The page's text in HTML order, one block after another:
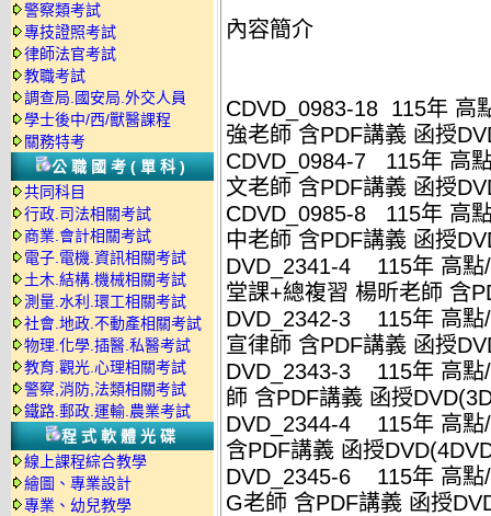
警察類考試
專技證照考試
律師法官考試
教職考試
調查局.國安局.外交人員
學士後中/西/獸醫課程
關務特考
公職國考(單科)
共同科目
行政.司法相關考試
商業.會計相關考試
電子.電機.資訊相關考試
土木.結構.機械相關考試
測量.水利.環工相關考試
社會.地政.不動產相關考試
物理.化學.插醫.私醫考試
教育.觀光.心理相關考試
警察,消防,法類相關考試
鐵路.郵政.運輸.農業考試
程式軟體光碟
線上課程綜合教學
繪圖、專業設計
專業、幼兒教學
內容簡介
CDVD_0983-18 115年 高
強老師 含PDF講義 函授
CDVD_0984-7 115年 高
文老師 含PDF講義 函授
CDVD_0985-8 115年 高
中老師 含PDF講義 函授
DVD_2341-4 115年 高點
堂課+總複習 楊昕老師 含
DVD_2342-3 115年 高點
宣律師 含PDF講義 函授
DVD_2343-3 115年 高點
師 含PDF講義 函授
DVD_2344-4 115年 高點
含PDF講義 函授
DVD_2345-6 115年 高點
G老師 含PDF講義 函授